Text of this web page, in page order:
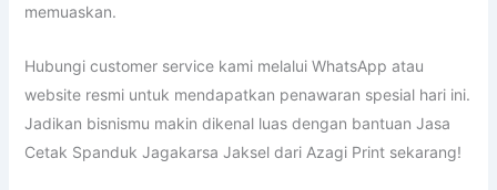
memuaskan.
Hubungi customer service kami melalui WhatsApp atau
website resmi untuk mendapatkan penawaran spesial hari ini.
Jadikan bisnismu makin dikenal luas dengan bantuan Jasa
Cetak Spanduk Jagakarsa Jaksel dari Azagi Print sekarang!